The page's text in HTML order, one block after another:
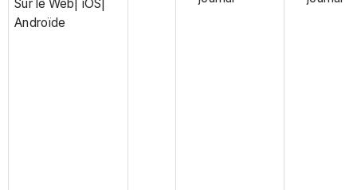
Sur le Web| iOS|
Androïde